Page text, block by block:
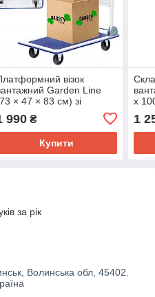
візок
Garden Line
× 47 × 83 см) зі
- 150
(Польща)
990₴
Купити
x
1
за рік
Волинська обл, 45402.